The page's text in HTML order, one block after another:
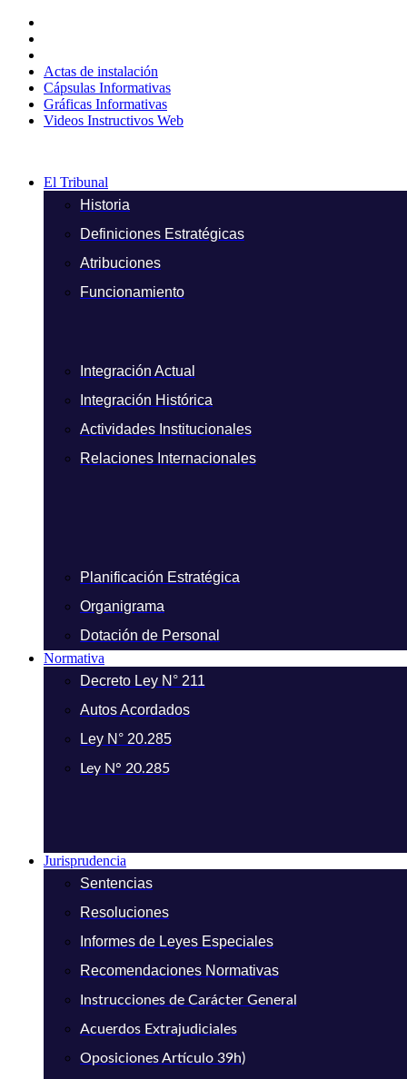
contenido
Actas de instalación
Cápsulas Informativas
Gráficas Informativas
Videos Instructivos Web
El Tribunal
Historia
Definiciones Estratégicas
Atribuciones
Funcionamiento
Integración Actual
Integración Histórica
Actividades Institucionales
Relaciones Internacionales
Planificación Estratégica
Organigrama
Dotación de Personal
Normativa
Decreto Ley N° 211
Autos Acordados
Ley N° 20.285
Ley N° 20.285
Jurisprudencia
Sentencias
Resoluciones
Informes de Leyes Especiales
Recomendaciones Normativas
Instrucciones de Carácter General
Acuerdos Extrajudiciales
Oposiciones Artículo 39h)